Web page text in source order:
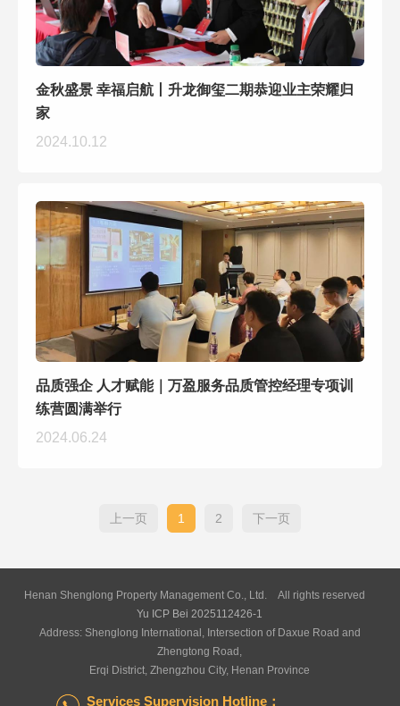
金秋盛景 幸福启航丨升龙御玺二期恭迎业主荣耀归
家
2024.10.12
品质强企 人才赋能｜万盈服务品质管控经理专项训
练营圆满举行
2024.06.24
上一页 1 2 下一页
Henan Shenglong Property Management Co., Ltd. All rights reserved
Yu ICP Bei 2025112426-1
Address: Shenglong International, Intersection of Daxue Road and
Zhengtong Road,
Erqi District, Zhengzhou City, Henan Province
Services Supervision Hotline：